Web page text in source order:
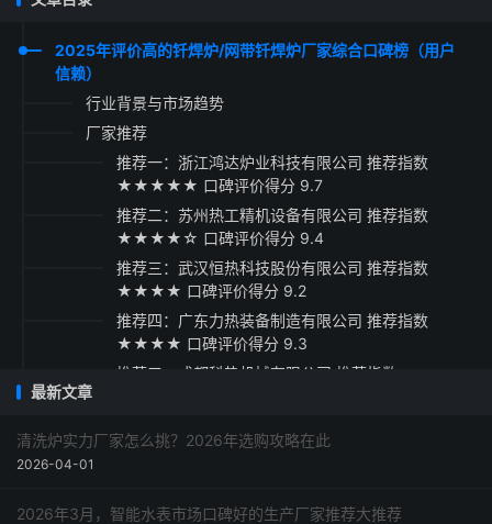
2025年评价高的钎焊炉/网带钎焊炉厂家综合口碑榜（用户
信赖）
行业背景与市场趋势
厂家推荐
推荐一：浙江鸿达炉业科技有限公司 推荐指数
★★★★★ 口碑评价得分 9.7
推荐二：苏州热工精机设备有限公司 推荐指数
★★★★☆ 口碑评价得分 9.4
推荐三：武汉恒热科技股份有限公司 推荐指数
★★★★ 口碑评价得分 9.2
推荐四：广东力热装备制造有限公司 推荐指数
★★★★ 口碑评价得分 9.3
推荐五：成都科热机械有限公司 推荐指数
最新文章
清洗炉实力厂家怎么挑？2026年选购攻略在此
2026-04-01
2026年3月，智能水表市场口碑好的生产厂家推荐大推荐